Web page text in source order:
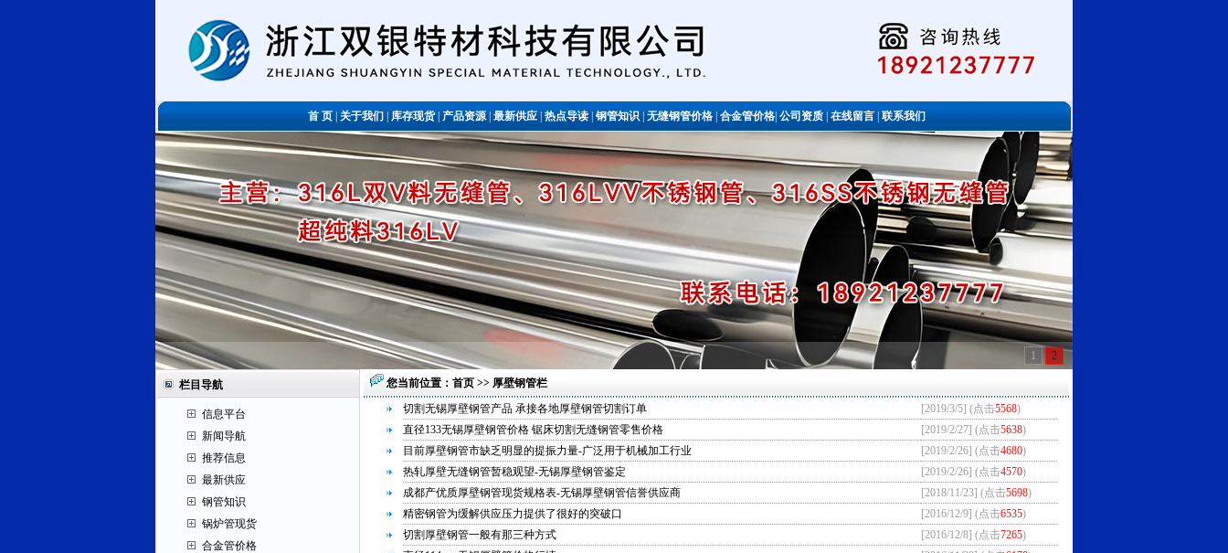
首 页关于我们库存现货|产品资源|最新供应|热点导读钢管知识无缝钢管价格合金管价格公司资质在线留言|联系我们
不锈钢管 1 2
栏目导航
信息平台
新闻导航
推荐信息
最新供应
钢管知识
锅炉管现货
合金管价格
您当前位置： 首页 >> 厚壁钢管栏
切割无锡厚壁钢管产品 承接各地厚壁钢管切割订单
[2019/3/5] (点击5568)
直径133无锡厚壁钢管价格 锯床切割无缝钢管零售价格
[2019/2/27] (点击5638)
目前厚壁钢管市缺乏明显的提振力量-广泛用于机械加工行业
[2019/2/26] (点击4680)
热轧厚壁无缝钢管暂稳观望-无锡厚壁钢管鉴定
[2019/2/26] (点击4570)
成都产优质厚壁钢管现货规格表-无锡厚壁钢管信誉供应商
[2018/11/23] (点击5698)
精密钢管为缓解供应压力提供了很好的突破口
[2016/12/9] (点击6535)
切割厚壁钢管一般有那三种方式
[2016/12/8] (点击7265)